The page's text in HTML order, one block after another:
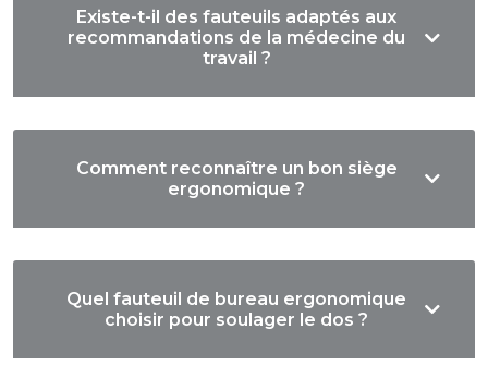
Existe-t-il des fauteuils adaptés aux
recommandations de la médecine du
travail ?
Comment reconnaître un bon siège
ergonomique ?
Quel fauteuil de bureau ergonomique
choisir pour soulager le dos ?